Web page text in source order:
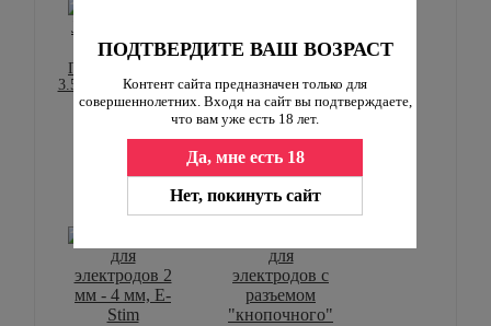
ПОДТВЕРДИТЕ ВАШ ВОЗРАСТ
Контент сайта предназначен только для
совершеннолетних. Входя на сайт вы подтверждаете,
что вам уже есть 18 лет.
Да, мне есть 18
Нет, покинуть сайт
Переходник Jack
3.5mm -> TENS, E-
stim
Электростимулятор
E-stim "Remote
NEW" с дистанц.
управлением
38 390₽